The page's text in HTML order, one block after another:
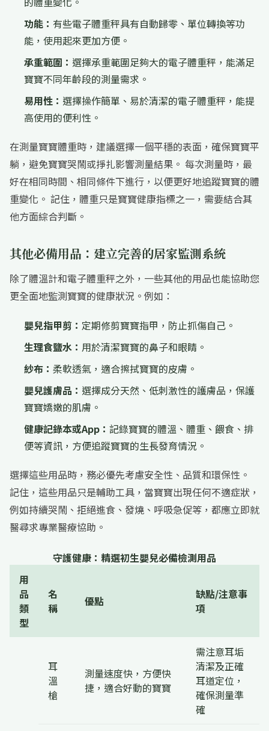
功能： 有些電子體重秤具有自動歸零、單位轉換等功
能，使用起來更加方便。
承重範圍： 選擇承重範圍足夠大的電子體重秤，能滿足
寶寶不同年齡段的測量需求。
易用性： 選擇操作簡單、易於清潔的電子體重秤，能提
高使用的便利性。
在測量寶寶體重時，建議選擇一個平穩的表面，確保寶寶平
躺，避免寶寶哭鬧或掙扎影響測量結果。 每次測量時，最
好在相同時間、相同條件下進行，以便更好地追蹤寶寶的體
重變化。 記住，體重只是寶寶健康指標之一，需要結合其
他方面綜合判斷。
其他必備用品：建立完善的居家監測系統
除了體溫計和電子體重秤之外，一些其他的用品也能協助您
更全面地監測寶寶的健康狀況。例如：
嬰兒指甲剪： 定期修剪寶寶指甲，防止抓傷自己。
生理食鹽水： 用於清潔寶寶的鼻子和眼睛。
紗布： 柔軟透氣，適合擦拭寶寶的皮膚。
嬰兒護膚品： 選擇成分天然、低刺激性的護膚品，保護
寶寶嬌嫩的肌膚。
健康記錄本或App： 記錄寶寶的體溫、體重、餵食、排
便等資訊，方便追蹤寶寶的生長發育情況。
選擇這些用品時，務必優先考慮安全性、品質和環保性。
記住，這些用品只是輔助工具，當寶寶出現任何不適症狀，
例如持續哭鬧、拒絕進食、發燒、呼吸急促等，都應立即就
醫尋求專業醫療協助。
守護健康：精選初生嬰兒必備檢測用品
用
品
類
型
名
稱
優點
缺點/注意事
項
耳
溫
槍
測量速度快，方便快
捷，適合好動的寶寶
需注意耳垢
清潔及正確
耳道定位，
確保測量準
確